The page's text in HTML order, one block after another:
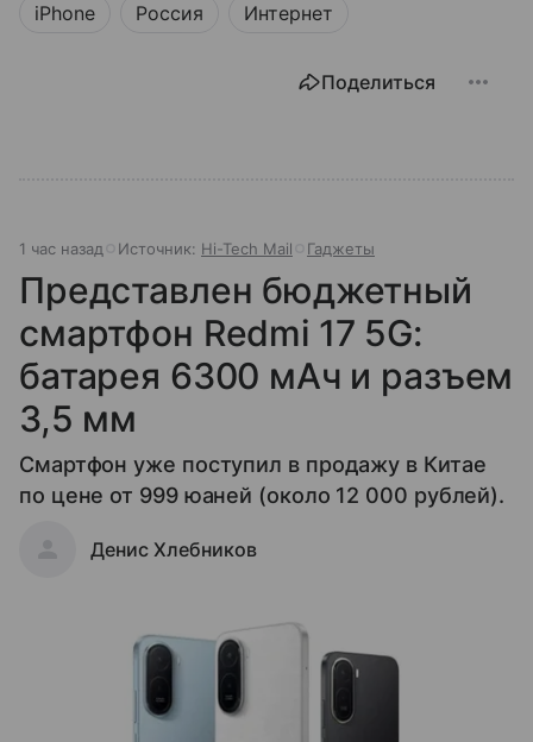
iPhone Россия Интернет
Поделиться
1 час назад Источник: Hi-Tech Mail Гаджеты
Представлен бюджетный
смартфон Redmi 17 5G:
батарея 6300 мАч и разъем
3,5 мм
Смартфон уже поступил в продажу в Китае
по цене от 999 юаней (около 12 000 рублей).
Денис Хлебников